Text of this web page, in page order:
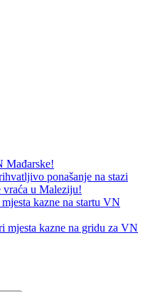
Mađarske!
ponašanje na stazi
u Maleziju!
kazne na startu VN
mjesta kazne na gridu za VN